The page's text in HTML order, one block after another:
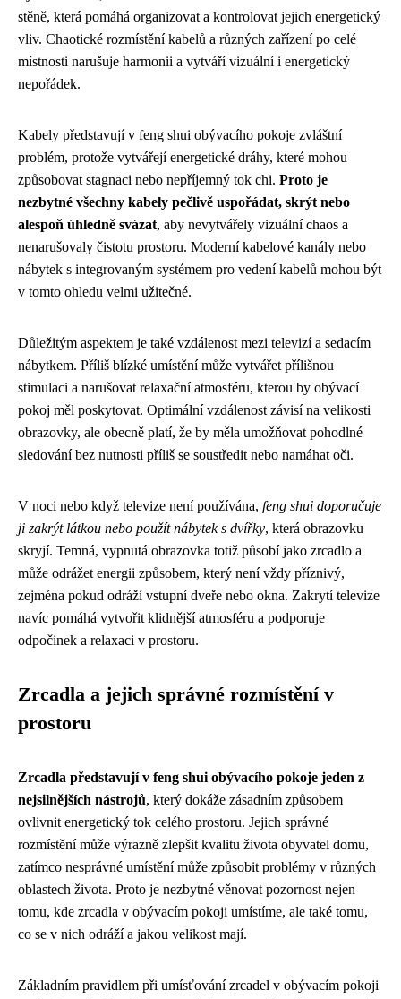
stěně, která pomáhá organizovat a kontrolovat jejich energetický
vliv. Chaotické rozmístění kabelů a různých zařízení po celé
místnosti narušuje harmonii a vytváří vizuální i energetický
nepořádek.
Kabely představují v feng shui obývacího pokoje zvláštní
problém, protože vytvářejí energetické dráhy, které mohou
způsobovat stagnaci nebo nepříjemný tok chi. Proto je
nezbytné všechny kabely pečlivě uspořádat, skrýt nebo
alespoň úhledně svázat, aby nevytvářely vizuální chaos a
nenarušovaly čistotu prostoru. Moderní kabelové kanály nebo
nábytek s integrovaným systémem pro vedení kabelů mohou být
v tomto ohledu velmi užitečné.
Důležitým aspektem je také vzdálenost mezi televizí a sedacím
nábytkem. Příliš blízké umístění může vytvářet přílišnou
stimulaci a narušovat relaxační atmosféru, kterou by obývací
pokoj měl poskytovat. Optimální vzdálenost závisí na velikosti
obrazovky, ale obecně platí, že by měla umožňovat pohodlné
sledování bez nutnosti příliš se soustředit nebo namáhat oči.
V noci nebo když televize není používána, feng shui doporučuje
ji zakrýt látkou nebo použít nábytek s dvířky, která obrazovku
skryjí. Temná, vypnutá obrazovka totiž působí jako zrcadlo a
může odrážet energii způsobem, který není vždy příznivý,
zejména pokud odráží vstupní dveře nebo okna. Zakrytí televize
navíc pomáhá vytvořit klidnější atmosféru a podporuje
odpočinek a relaxaci v prostoru.
Zrcadla a jejich správné rozmístění v
prostoru
Zrcadla představují v feng shui obývacího pokoje jeden z
nejsilnějších nástrojů, který dokáže zásadním způsobem
ovlivnit energetický tok celého prostoru. Jejich správné
rozmístění může výrazně zlepšit kvalitu života obyvatel domu,
zatímco nesprávné umístění může způsobit problémy v různých
oblastech života. Proto je nezbytné věnovat pozornost nejen
tomu, kde zrcadla v obývacím pokoji umístíme, ale také tomu,
co se v nich odráží a jakou velikost mají.
Základním pravidlem při umísťování zrcadel v obývacím pokoji